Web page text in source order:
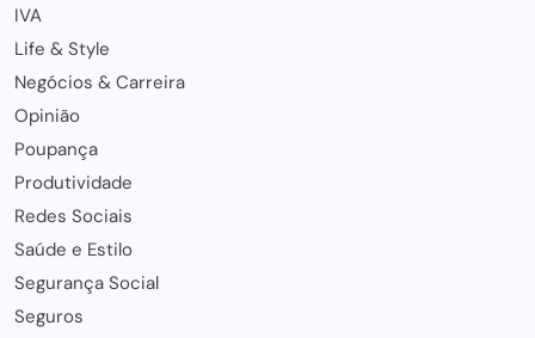
IVA
Life & Style
Negócios & Carreira
Opinião
Poupança
Produtividade
Redes Sociais
Saúde e Estilo
Segurança Social
Seguros